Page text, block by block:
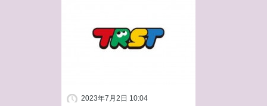
2023年7月2日 10:04